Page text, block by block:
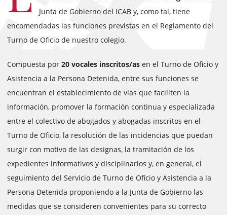
Junta de Gobierno del ICAB y, como tal, tiene
encomendadas las funciones previstas en el Reglamento del
Turno de Oficio de nuestro colegio.
Compuesta por 20 vocales inscritos/as en el Turno de Oficio y
Asistencia a la Persona Detenida, entre sus funciones se
encuentran el establecimiento de vías que faciliten la
información, promover la formación continua y especializada
entre el colectivo de abogados y abogadas inscritos en el
Turno de Oficio, la resolución de las incidencias que puedan
surgir con motivo de las designas, la tramitación de los
expedientes informativos y disciplinarios y, en general, el
seguimiento del Servicio de Turno de Oficio y Asistencia a la
Persona Detenida proponiendo a la Junta de Gobierno las
medidas que se consideren convenientes para su correcto